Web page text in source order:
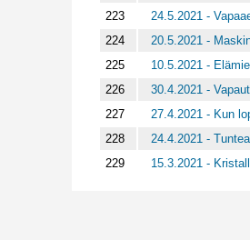
223
24.5.2021 -
224
20.5.2021 -
225
10.5.2021 -
226
30.4.2021 -
227
27.4.2021 - Kun
228
24.4.2021 -
229
15.3.2021 -